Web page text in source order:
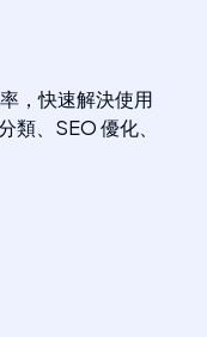
，快速解決使用
、SEO 優化、